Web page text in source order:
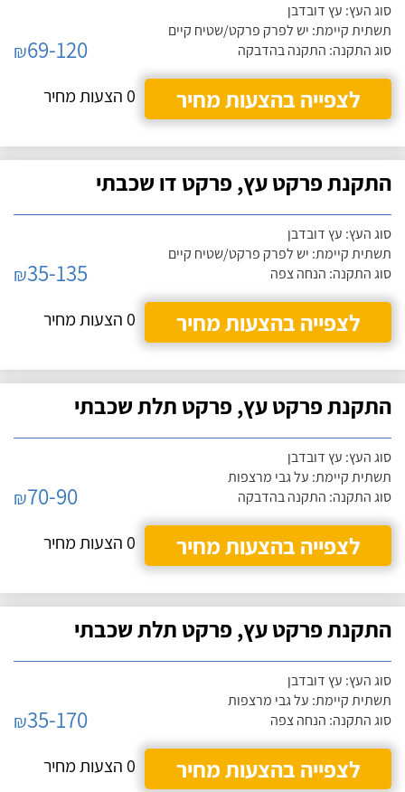
סוג העץ: עץ דובדבן
תשתית קיימת: יש לפרק פרקט/שטיח קיים
סוג התקנה: התקנה בהדבקה
₪69-120
לצפייה בהצעות מחיר
0 הצעות מחיר
התקנת פרקט עץ, פרקט דו שכבתי
סוג העץ: עץ דובדבן
תשתית קיימת: יש לפרק פרקט/שטיח קיים
סוג התקנה: הנחה צפה
₪35-135
לצפייה בהצעות מחיר
0 הצעות מחיר
התקנת פרקט עץ, פרקט תלת שכבתי
סוג העץ: עץ דובדבן
תשתית קיימת: על גבי מרצפות
סוג התקנה: התקנה בהדבקה
₪70-90
לצפייה בהצעות מחיר
0 הצעות מחיר
התקנת פרקט עץ, פרקט תלת שכבתי
סוג העץ: עץ דובדבן
תשתית קיימת: על גבי מרצפות
סוג התקנה: הנחה צפה
₪35-170
לצפייה בהצעות מחיר
0 הצעות מחיר